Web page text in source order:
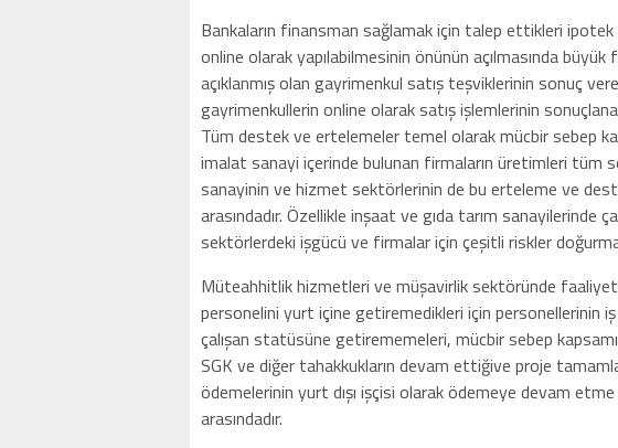
Bankaların finansman sağlamak için talep ettikleri
online olarak yapılabilmesinin önünün açılmasında
açıklanmış olan gayrimenkul satış teşviklerinin sonuç
gayrimenkullerin online olarak satış işlemlerinin
Tüm destek ve ertelemeler temel olarak mücbir sebep
imalat sanayi içerinde bulunan firmaların üretimleri
sanayinin ve hizmet sektörlerinin de bu erteleme ve
arasındadır. Özellikle inşaat ve gıda tarım sanayilerinde
sektörlerdeki işgücü ve firmalar için çeşitli riskler
Müteahhitlik hizmetleri ve müşavirlik sektöründe
personelini yurt içine getiremedikleri için personellerinin
çalışan statüsüne getirememeleri, mücbir sebep
SGK ve diğer tahakkukların devam ettiğive proje
ödemelerinin yurt dışı işçisi olarak ödemeye devam etme
arasındadır.